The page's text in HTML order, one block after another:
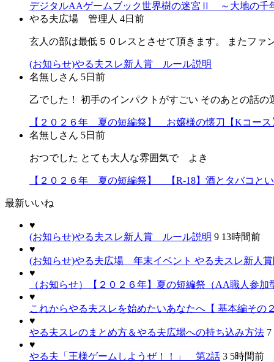
デジタルAAゲームブック世界樹の迷宮Ⅱ ～大地の
やる夫広場 管理人 4日前
玄人の部は最低５０レスとさせて頂きます。 またファ
(お知らせ)やる夫スレ新人賞 ルール説明
名無しさん 5日前
乙でした！ 初手のインパクトがすごい そのあとの話
【２０２６年 夏の短編祭】 お嬢様の懐刀【Kコース
名無しさん 5日前
おつでした とても大人な雰囲気で よき
【２０２６年 夏の短編祭】 【R-18】酒とタバコと
最新いいね
♥
(お知らせ)やる夫スレ新人賞 ルール説明 9 13時間前
♥
(お知らせ)やる夫広場 年末イベント やる夫スレ新人
♥
（お知らせ）【２０２６年】夏の短編祭（AA職人参加
♥
これからやる夫スレを始めたいあなたへ【 基本編その
♥
やる夫スレのまとめ方＆やる夫広場への持ち込み方法 7
♥
やる夫「王様ゲームしようぜ！！」 第2話 3 5時間前